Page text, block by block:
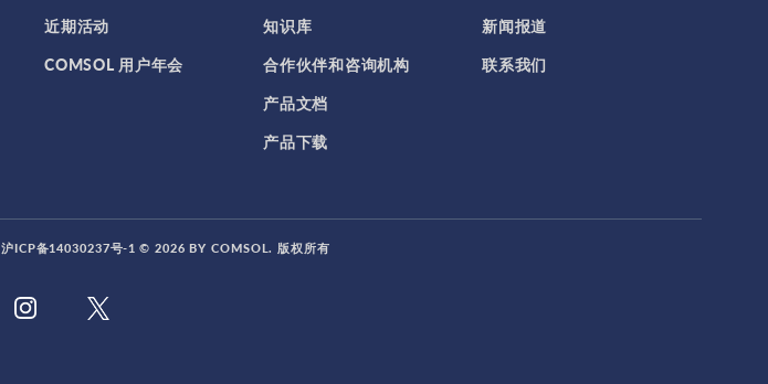
近期活动
COMSOL 用户年会
知识库
合作伙伴和咨询机构
产品文档
产品下载
新闻报道
联系我们
沪ICP备14030237号-1 © 2026 BY COMSOL. 版权所有